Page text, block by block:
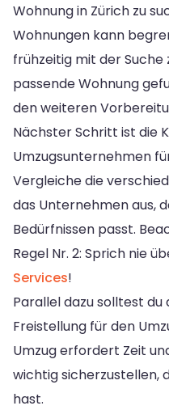
Wohnung in Zürich zu
Wohnungen kann
frühzeitig mit der Suche
passende Wohnung
den weiteren
Nächster Schritt ist die
Umzugsunternehmen
Vergleiche die
das Unternehmen aus,
Bedürfnissen passt.
Regel Nr. 2: Sprich nie
Services!
Parallel dazu solltest du
Freistellung für den
Umzug erfordert Zeit
wichtig sicherzustellen,
hast.